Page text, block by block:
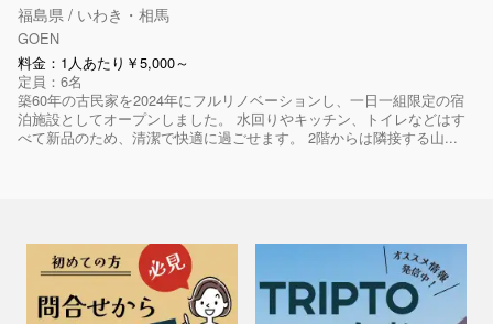
福島県 / いわき・相馬
GOEN
料金：1人あたり￥5,000～
定員：6名
築60年の古民家を2024年にフルリノベーションし、一日一組限定の宿
泊施設としてオープンしました。 水回りやキッチン、トイレなどはす
べて新品のため、清潔で快適に過ごせます。 2階からは隣接する山...